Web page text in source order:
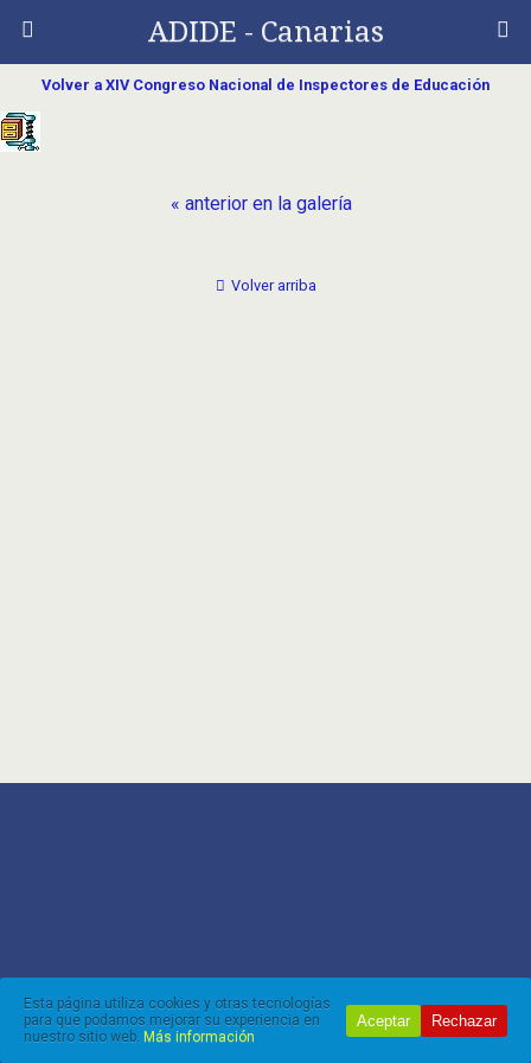
ADIDE - Canarias
Volver a XIV Congreso Nacional de Inspectores de Educación
« anterior en la galería
Esta página utiliza cookies y otras tecnologías
para que podamos mejorar su experiencia en
nuestro sitio web. Más información
Aceptar Rechazar
Volver arriba